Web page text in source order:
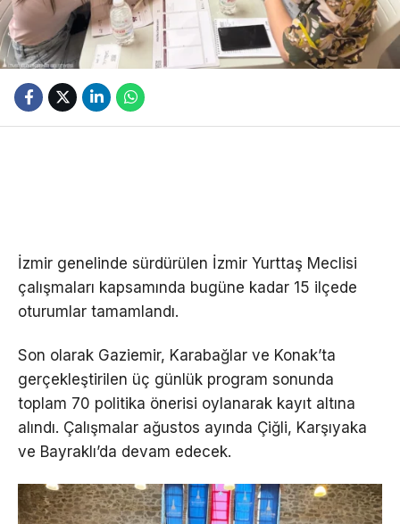
İzmir genelinde sürdürülen İzmir Yurttaş Meclisi
çalışmaları kapsamında bugüne kadar 15 ilçede
oturumlar tamamlandı.
Son olarak Gaziemir, Karabağlar ve Konak’ta
gerçekleştirilen üç günlük program sonunda
toplam 70 politika önerisi oylanarak kayıt altına
alındı. Çalışmalar ağustos ayında Çiğli, Karşıyaka
ve Bayraklı’da devam edecek.